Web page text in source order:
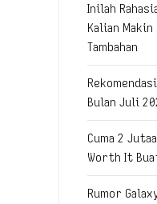
Inilah
Kalian
Tambahan
Bulan Juli
Cuma 2
Worth It
Rumor